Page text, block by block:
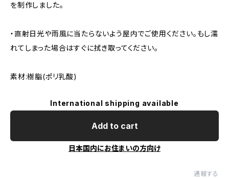
を制作しました。
・直射日光や雨風に当たらないよう屋内でご使用ください。もし濡
れてしまった場合はすぐに拭き取ってください。
素材:樹脂(ポリ乳酸)
International shipping available
Add to cart
日本国内にお住まいの方向け
通報する